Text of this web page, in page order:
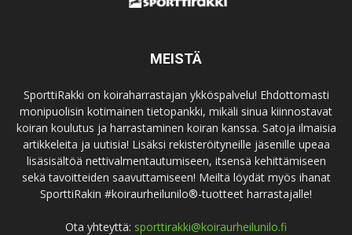
MEISTÄ
SporttiRakki on koiraharrastajan ykköspalvelu! Ehdottomasti
monipuolisin kotimainen tietopankki, mikäli sinua kiinnostavat
koiran koulutus ja harrastaminen koiran kanssa. Satoja ilmaisia
artikkeleita ja uutisia! Lisäksi rekisteröityneille jäsenille upeaa
lisäsisältöä nettivalmentautumiseen, itsensä kehittämiseen
sekä tavoitteiden saavuttamiseen! Meiltä löydät myös ihanat
SporttiRakin #koiraurheilunilo®-tuotteet harrastajalle!
Ota yhteyttä: sporttirakki@koiraurheilunilo.fi